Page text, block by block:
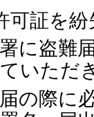
可証を
に盗難
いただ
の際に